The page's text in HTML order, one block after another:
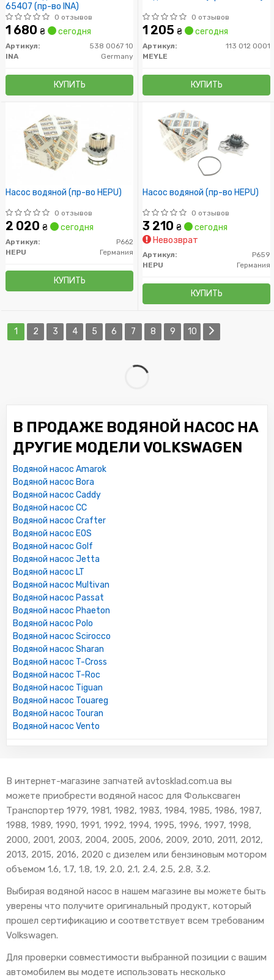
65407 (пр-во INA)
0 отзывов
1 680 ₴ сегодня
Артикул:
538 0067 10
INA
Germany
КУПИТЬ
0 отзывов
1 205 ₴ сегодня
Артикул:
113 012 0001
MEYLE
КУПИТЬ
Насос водяной (пр-во HEPU)
0 отзывов
2 020 ₴ сегодня
Артикул:
P662
HEPU
Германия
КУПИТЬ
Насос водяной (пр-во HEPU)
0 отзывов
3 210 ₴
сегодня
Невозврат
Артикул:
P659
HEPU
Германия
КУПИТЬ
1 2 3 4 5 6 7 8 9 10
В ПРОДАЖЕ ВОДЯНОЙ НАСОС НА
ДРУГИЕ МОДЕЛИ VOLKSWAGEN
Водяной насос Amarok
Водяной насос Bora
Водяной насос Caddy
Водяной насос CC
Водяной насос Crafter
Водяной насос EOS
Водяной насос Golf
Водяной насос Jetta
Водяной насос LT
Водяной насос Multivan
Водяной насос Passat
Водяной насос Phaeton
Водяной насос Polo
Водяной насос Scirocco
Водяной насос Sharan
Водяной насос T-Cross
Водяной насос T-Roc
Водяной насос Tiguan
Водяной насос Touareg
Водяной насос Touran
Водяной насос Vento
В интернет-магазине запчатей avtosklad.com.ua вы
можете приобрести водяной насос для Фольксваген
Транспортер 1979, 1981, 1982, 1983, 1984, 1985, 1986, 1987,
1988, 1989, 1990, 1991, 1992, 1994, 1995, 1996, 1997, 1998,
2000, 2001, 2003, 2004, 2005, 2006, 2009, 2010, 2011, 2012,
2013, 2015, 2016, 2020 с дизелем или бензиновым мотором
объемом 1.6, 1.7, 1.8, 1.9, 2.0, 2.1, 2.4, 2.5, 2.8, 3.2.
Выбирая водяной насос в нашем магазине вы можете быть
уверены что получите оригинальный продукт, который
прошел сертификацию и соответствует всем требованим
Volkswagen.
Для проверки совместимости выбранной позиции с вашим
автомобилем вы модете использовать несколько